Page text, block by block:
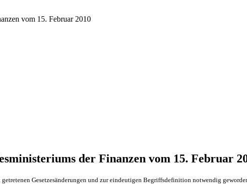
vom 15. Februar 2010
der Finanzen vom 15. Februar
Gesetzesänderungen und zur eindeutigen Begriffsdefinition notwendig